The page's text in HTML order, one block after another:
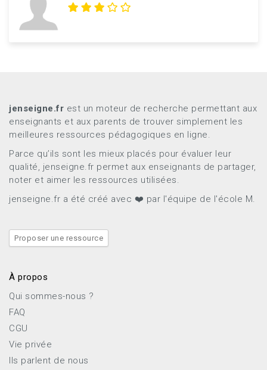
jenseigne.fr est un moteur de recherche permettant aux
enseignants et aux parents de trouver simplement les
meilleures ressources pédagogiques en ligne.
Parce qu’ils sont les mieux placés pour évaluer leur
qualité, jenseigne.fr permet aux enseignants de partager,
noter et aimer les ressources utilisées.
jenseigne.fr a été créé avec ❤️ par l'équipe de l'école M.
Proposer une ressource
À propos
Qui sommes-nous ?
FAQ
CGU
Vie privée
Ils parlent de nous